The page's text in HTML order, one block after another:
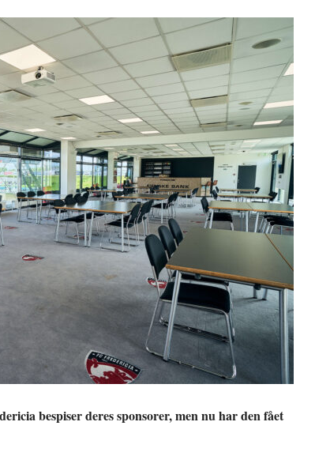
bespiser deres sponsorer, men nu har den fået